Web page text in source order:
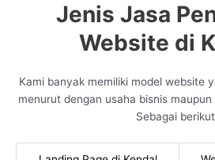
Jenis Jasa
Website di
Kami banyak memiliki model website
menurut dengan usaha bisnis
Sebagai